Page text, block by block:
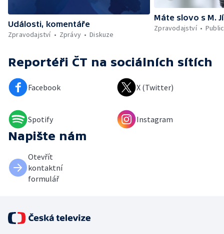
Události, komentáře
Zpravodajství
Zprávy Diskuze
Máte slovo s M.
Zpravodajství
Reportéři ČT na sociálních sítích
Facebook X (Twitter)
Spotify Instagram
Napište nám
Otevřít
kontaktní
formulář